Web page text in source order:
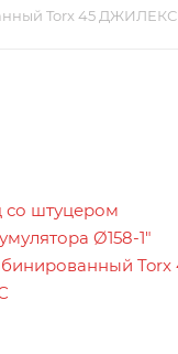
Torx 45 ДЖИЛЕКС